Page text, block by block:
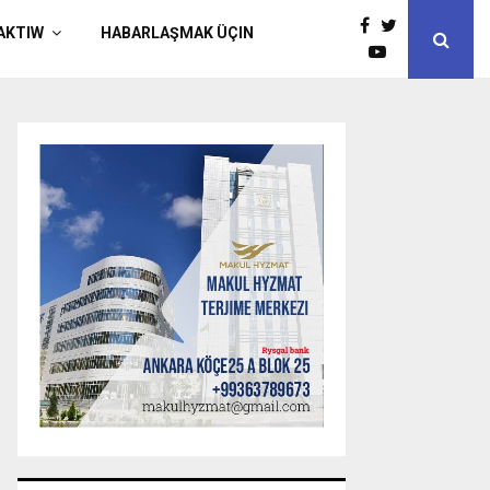
HABARLAŞMAK ÜÇIN